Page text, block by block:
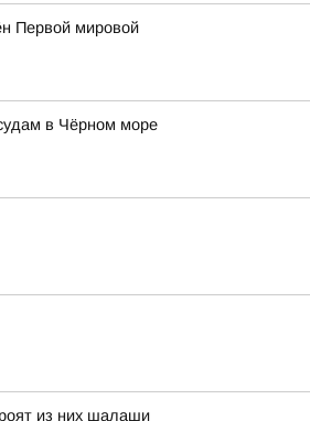
Первой мировой
в Чёрном море
из них шалаши